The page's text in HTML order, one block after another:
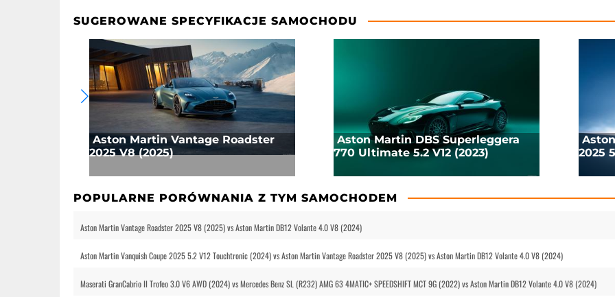
SUGEROWANE SPECYFIKACJE SAMOCHODU
Aston Martin Vantage Roadster
2025 V8 (2025)
Aston Martin DBS Superleggera
770 Ultimate 5.2 V12 (2023)
2025
POPULARNE PORÓWNANIA Z TYM SAMOCHODEM
Aston Martin Vantage Roadster 2025 V8 (2025) vs Aston Martin DB12 Volante 4.0 V8 (2024)
Aston Martin Vanquish Coupe 2025 5.2 V12 Touchtronic (2024) vs Aston Martin Vantage Roadster 2025 V8 (2025) vs Aston Martin DB12 Volante 4.0 V8 (2024)
Maserati GranCabrio II Trofeo 3.0 V6 AWD (2024) vs Mercedes Benz SL (R232) AMG 63 4MATIC+ SPEEDSHIFT MCT 9G (2022) vs Aston Martin DB12 Volante 4.0 V8 (2024)